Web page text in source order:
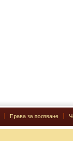
Права за ползване